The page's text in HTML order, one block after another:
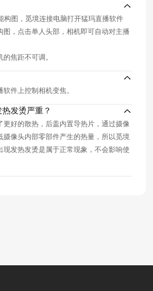
构图，觅境连接电脑打开猛玛直播软件
图，点击单人头部，相机即可自动对主播
焦距不可调。
件上控制相机变焦。
发烫严重？
更好的散热，后盖内置导热片，通过摄像
摄像头内部零部件产生的热量，所以觅境
发热发烫是属于正常现象，不会影响使